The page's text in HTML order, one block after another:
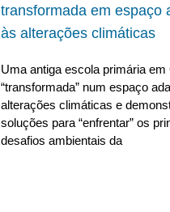
transformada em espaço
às alterações climáticas
Uma antiga escola primária em
“transformada” num espaço
alterações climáticas e
soluções para “enfrentar” os
desafios ambientais da